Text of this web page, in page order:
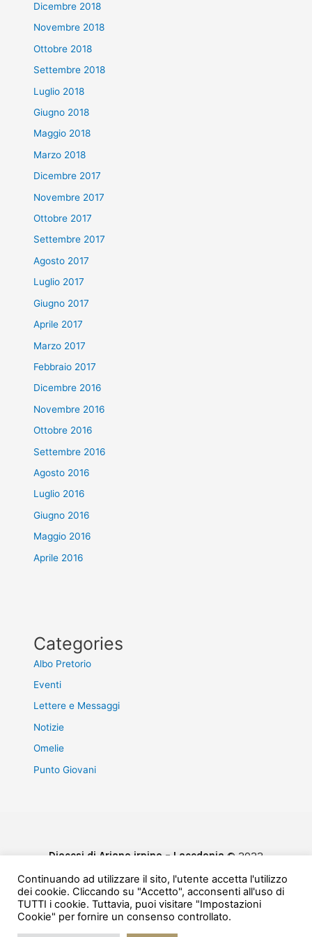
Dicembre 2018
Novembre 2018
Ottobre 2018
Settembre 2018
Luglio 2018
Giugno 2018
Maggio 2018
Marzo 2018
Dicembre 2017
Novembre 2017
Ottobre 2017
Settembre 2017
Agosto 2017
Luglio 2017
Giugno 2017
Aprile 2017
Marzo 2017
Febbraio 2017
Dicembre 2016
Novembre 2016
Ottobre 2016
Settembre 2016
Agosto 2016
Luglio 2016
Giugno 2016
Maggio 2016
Aprile 2016
Categories
Albo Pretorio
Eventi
Lettere e Messaggi
Notizie
Omelie
Punto Giovani
Diocesi di Ariano irpino – Lacedonia © 2022
Privacy & Cookie Policy
Powered bye-Direct
Continuando ad utilizzare il sito, l'utente accetta l'utilizzo
dei cookie. Cliccando su "Accetto", acconsenti all'uso di
TUTTI i cookie. Tuttavia, puoi visitare "Impostazioni
Cookie" per fornire un consenso controllato.